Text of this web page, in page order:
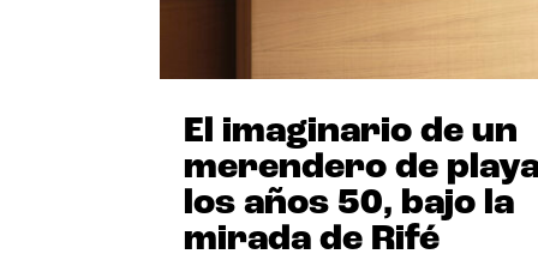
El imaginario de un
merendero de
los años 50, bajo la
mirada de Rifé